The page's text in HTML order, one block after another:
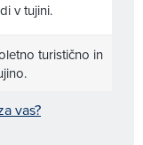
v tujini.
turistično in
vas?